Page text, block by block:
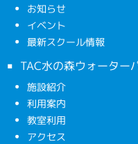
お知らせ
イベント
最新スクール情報
TAC水の森ウォーター
施設紹介
利用案内
教室利用
アクセス